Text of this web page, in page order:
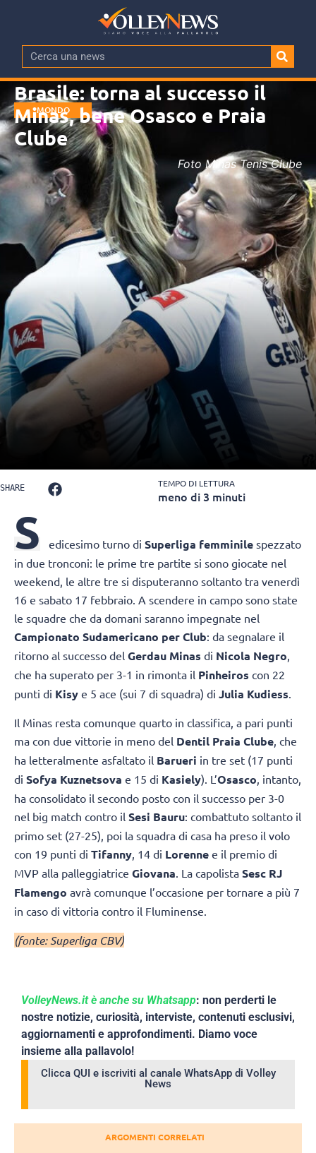
MONDO
Brasile: torna al successo il
Minas, bene Osasco e Praia
Clube
Foto Minas Tenis Clube
SHARE TEMPO DI LETTURA
meno di 3 minuti
S edicesimo turno di Superliga femminile spezzato
in due tronconi: le prime tre partite si sono giocate nel
weekend, le altre tre si disputeranno soltanto tra venerdì
16 e sabato 17 febbraio. A scendere in campo sono state
le squadre che da domani saranno impegnate nel
Campionato Sudamericano per Club: da segnalare il
ritorno al successo del Gerdau Minas di Nicola Negro,
che ha superato per 3-1 in rimonta il Pinheiros con 22
punti di Kisy e 5 ace (sui 7 di squadra) di Julia Kudiess.
Il Minas resta comunque quarto in classifica, a pari punti
ma con due vittorie in meno del Dentil Praia Clube, che
ha letteralmente asfaltato il Barueri in tre set (17 punti
di Sofya Kuznetsova e 15 di Kasiely). L’Osasco, intanto,
ha consolidato il secondo posto con il successo per 3-0
nel big match contro il Sesi Bauru: combattuto soltanto il
primo set (27-25), poi la squadra di casa ha preso il volo
con 19 punti di Tifanny, 14 di Lorenne e il premio di
MVP alla palleggiatrice Giovana. La capolista Sesc RJ
Flamengo avrà comunque l’occasione per tornare a più 7
in caso di vittoria contro il Fluminense.
(fonte: Superliga CBV)
VolleyNews.it è anche su Whatsapp: non perderti le
nostre notizie, curiosità, interviste, contenuti esclusivi,
aggiornamenti e approfondimenti. Diamo voce
insieme alla pallavolo!
Clicca QUI e iscriviti al canale WhatsApp di Volley
News
ARGOMENTI CORRELATI